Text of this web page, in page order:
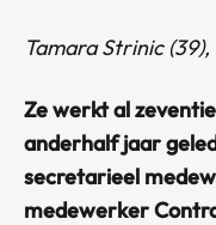
Tamara Strinic
Ze werkt al
anderhalf jaar
secretarieel
medewerker